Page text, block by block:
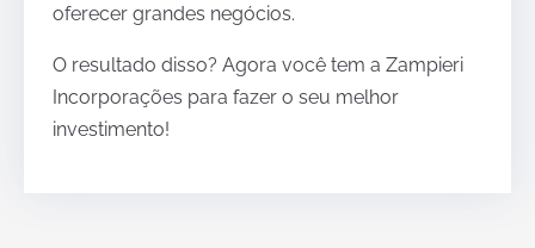
oferecer grandes negócios.
O resultado disso? Agora você tem a Zampieri
Incorporações para fazer o seu melhor
investimento!